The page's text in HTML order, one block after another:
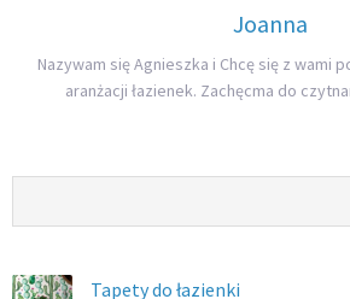
Joanna
Nazywam się Agnieszka i Chcę się z wami
aranżacji łazienek. Zachęcma do
Tapety do łazienki